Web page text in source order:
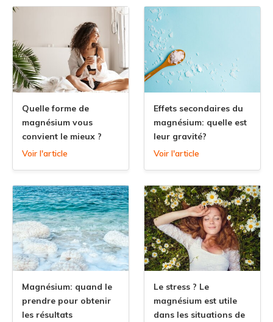
Quelle forme de
magnésium vous
convient le mieux ?
Voir l'article
Effets secondaires du
magnésium: quelle est
leur gravité?
Voir l'article
Magnésium: quand le
prendre pour obtenir
les résultats
Le stress ? Le
magnésium est utile
dans les situations de